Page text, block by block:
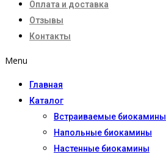
Оплата и доставка
Отзывы
Контакты
Menu
Главная
Каталог
Встраиваемые биокамины
Напольные биокамины
Настенные биокамины